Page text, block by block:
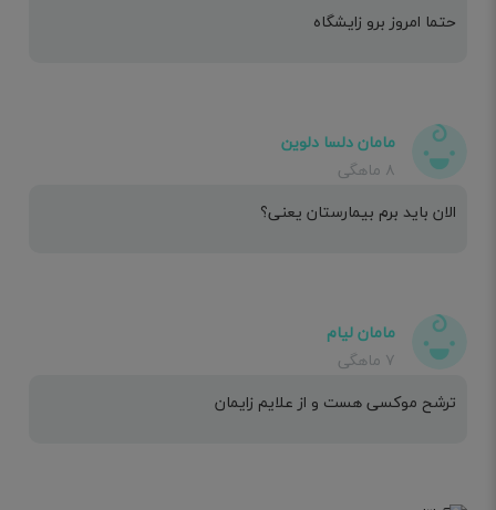
حتما امروز برو زایشگاه
مامان دلسا دلوین
۸ ماهگی
الان باید برم بیمارستان یعنی؟
مامان لیام
۷ ماهگی
ترشح موکسی هست و از علایم زایمان